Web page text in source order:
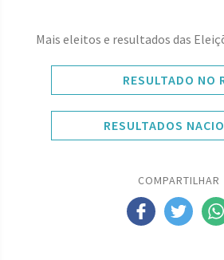
Mais eleitos e resultados das
RESULTADO NO
RESULTADOS
COMPARTILHAR